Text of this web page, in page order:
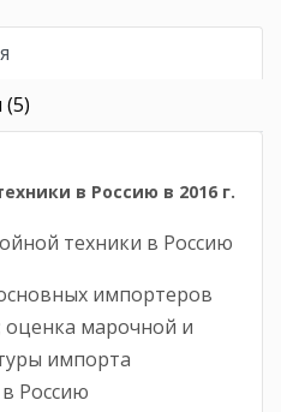
в Россию в 2016 г.
техники в Россию
импортеров
оценка марочной и
импорта
Россию